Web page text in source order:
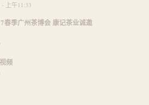
- 上午11:33
春季广州茶博会 康记茶业诚邀
频